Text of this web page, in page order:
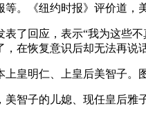
等。《纽约时报》评价道，
回应，表示“我为这些不
，在恢复意识后却无法再说
皇明仁、上皇后美智子。
子的儿媳、现任皇后雅